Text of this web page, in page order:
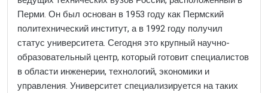
Перми. Он был основан в 1953 году как Пермский
политехнический институт, а в 1992 году получил
статус университета. Сегодня это крупный научно-
образовательный центр, который готовит специалистов
в области инженерии, технологий, экономики и
управления. Университет специализируется на таких